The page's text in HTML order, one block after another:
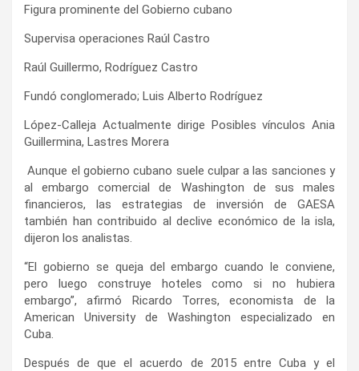
Figura prominente del Gobierno cubano
Supervisa operaciones Raúl Castro
Raúl Guillermo, Rodríguez Castro
Fundó conglomerado; Luis Alberto Rodríguez
López-Calleja Actualmente dirige Posibles vínculos Ania
Guillermina, Lastres Morera
Aunque el gobierno cubano suele culpar a las sanciones y
al embargo comercial de Washington de sus males
financieros, las estrategias de inversión de GAESA
también han contribuido al declive económico de la isla,
dijeron los analistas.
“El gobierno se queja del embargo cuando le conviene,
pero luego construye hoteles como si no hubiera
embargo”, afirmó Ricardo Torres, economista de la
American University de Washington especializado en
Cuba.
Después de que el acuerdo de 2015 entre Cuba y el